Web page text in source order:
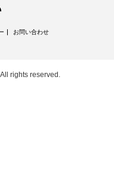
お問い合わせ
All rights reserved.